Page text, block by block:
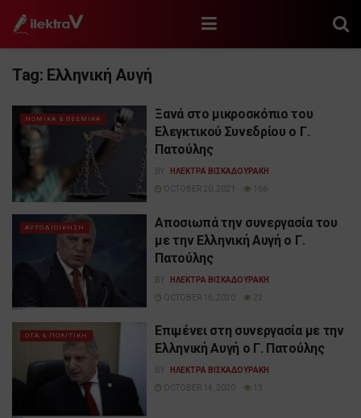
Tag: Ελληνική Αυγή
ΝΟΜΙΚΑ & ΘΕΣΜΙΚΑ
Ξανά στο μικροσκόπιο του
Ελεγκτικού Συνεδρίου ο Γ.
Πατούλης
BY
ΗΛΕΚΤΡΑ ΒΙΣΚΑΔΟΥΡΑΚΗ
OCTOBER 20, 2021
166
ΑΥΤΟΔΙΟΙΚΗΣΗ
Αποσιωπά την συνεργασία του
με την Ελληνική Αυγή ο Γ.
Πατούλης
BY
ΗΛΕΚΤΡΑ ΒΙΣΚΑΔΟΥΡΑΚΗ
OCTOBER 16, 2020
22
ΟΤΑ & ΠΟΛΙΤΙΚΗ
Επιμένει στη συνεργασία με την
Ελληνική Αυγή ο Γ. Πατούλης
BY
ΗΛΕΚΤΡΑ ΒΙΣΚΑΔΟΥΡΑΚΗ
OCTOBER 14, 2020
13